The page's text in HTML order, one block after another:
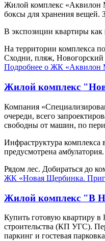
Жилой комплекс «Аквилон
боксы для хранения вещей.
В экспозиции квартиры как
На территории комплекса
Сходни, пляж,
Подробнее о ЖК «Аквилон
Жилой комплекс
Компания
очереди, всего
свободны от машин, по
Инфраструктура комплекса
предусмотрена
Рядом лес. Добираться до
ЖК «Новая Щербинка.
Жилой комплекс "В
Купить готовую квартиру в
строительства (КП УГС).
паркинг и гостевая